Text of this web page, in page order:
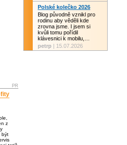
PR
z
být
Polské kolečko 2026
Blog původně vznikl pro
rodinu aby věděli kde
zrovna jsme. I jsem si
kvůli tomu pořídil
klávesnici k mobilu,…
petrp | 15.07.2026